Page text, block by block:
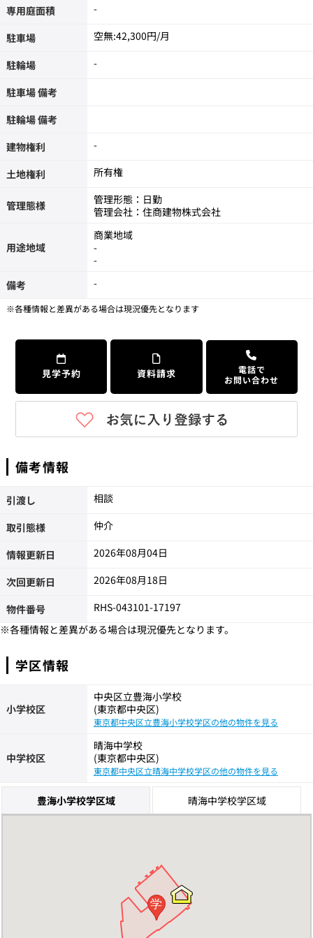
専用庭面積 -
駐車場 空無:42,300円/月
駐輪場 -
駐車場 備考
駐輪場 備考
建物権利
-
土地権利 所有権
管理態様
管理形態：日勤
管理会社：住商建物株式会社
用途地域
商業地域
-
-
備考
-
※各種情報と差異がある場合は現況優先となります
見学予約 資料請求
電話で
お問い合わせ
備考情報
引渡し 相談
取引態様 仲介
情報更新日 2026年08月04日
次回更新日 2026年08月18日
物件番号
RHS-043101-17197
※各種情報と差異がある場合は現況優先となります。
学区情報
小学校区
中央区立豊海小学校
(東京都中央区)
東京都中央区立豊海小学校学区の他の物件を見る
中学校区
晴海中学校
(東京都中央区)
東京都中央区立晴海中学校学区の他の物件を見る
豊海小学校学区域 晴海中学校学区域
学